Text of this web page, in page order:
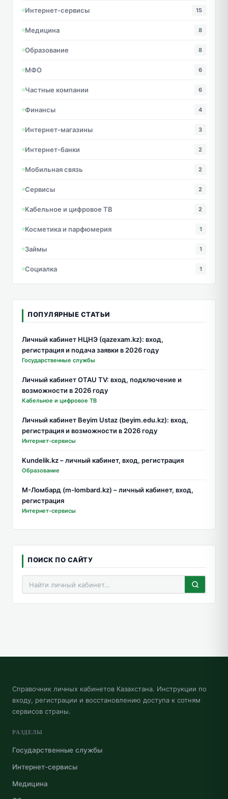
Интернет-сервисы 15
Медицина 8
Образование 8
МФО 6
Частные компании 6
Финансы 4
Интернет-магазины 3
Интернет-банки 2
Мобильная связь 2
Сервисы 2
Кабельное и цифровое ТВ 2
Косметика и парфюмерия 1
Займы 1
Социалка 1
ПОПУЛЯРНЫЕ СТАТЬИ
Личный кабинет НЦНЭ (qazexam.kz): вход,
регистрация и подача заявки в 2026 году
Государственные службы
Личный кабинет OTAU TV: вход, подключение и
возможности в 2026 году
Кабельное и цифровое ТВ
Личный кабинет Beyim Ustaz (beyim.edu.kz): вход,
регистрация и возможности в 2026 году
Интернет-сервисы
Kundelik.kz – личный кабинет, вход, регистрация
Образование
М-Ломбард (m-lombard.kz) – личный кабинет, вход,
регистрация
Интернет-сервисы
ПОИСК ПО САЙТУ
Справочник личных кабинетов Казахстана. Инструкции по
входу, регистрации и восстановлению доступа к сотням
сервисов страны.
РАЗДЕЛЫ
Государственные службы
Интернет-сервисы
Медицина